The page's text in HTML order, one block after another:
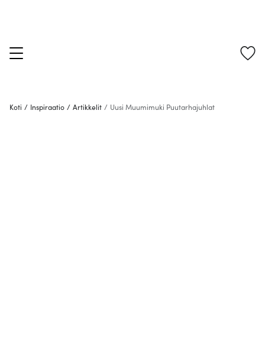
Koti / Inspiraatio / Artikkelit / Uusi Muumimuki Puutarhajuhlat